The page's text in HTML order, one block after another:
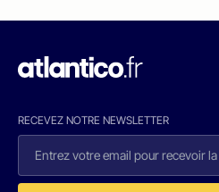
RECEVEZ NOTRE NEWSLETTER